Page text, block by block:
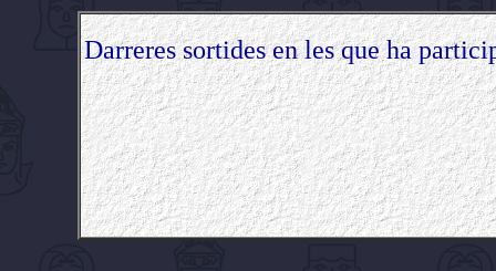
Darreres sortides en les que ha